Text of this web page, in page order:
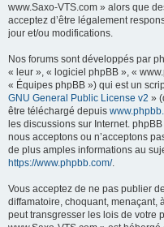
www.Saxo-VTS.com » alors que
acceptez d’être légalement
jour et/ou modifications.
Nos forums sont développés par
« leur », « logiciel phpBB », «
« Équipes phpBB ») qui est un
GNU General Public License v2 »
être téléchargé depuis
les discussions sur Internet.
nous acceptons ou n’acceptons
de plus amples informations au
https://www.phpbb.com/.
Vous acceptez de ne pas publier
diffamatoire, choquant, menaçant,
peut transgresser les lois de votre